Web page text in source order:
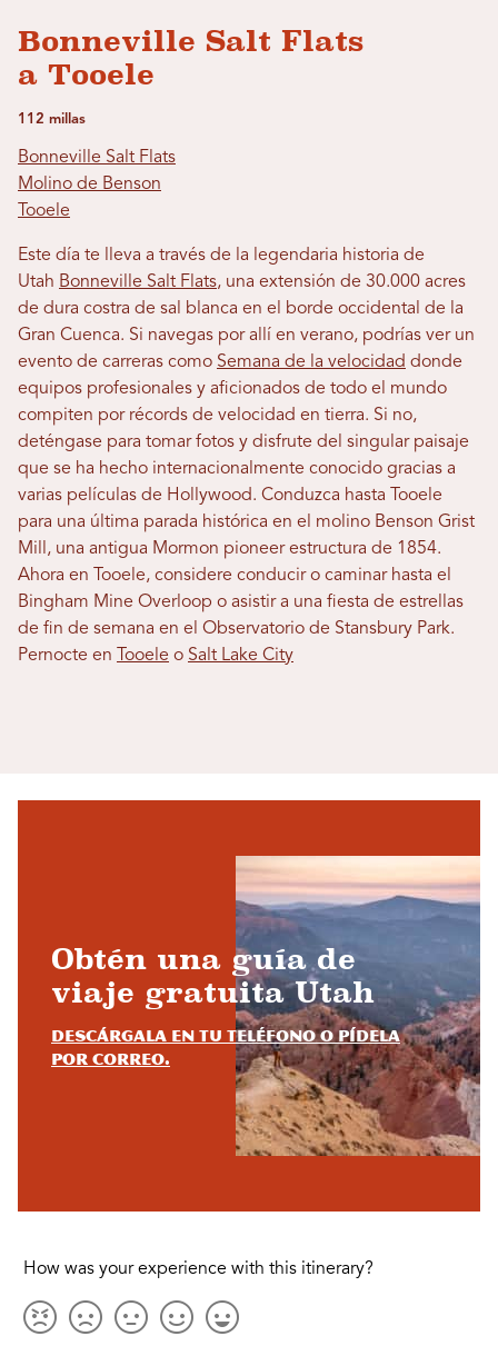
Bonneville Salt Flats
a Tooele
112 millas
Bonneville Salt Flats
Molino de Benson
Tooele
Este día te lleva a través de la legendaria historia de
Utah Bonneville Salt Flats, una extensión de 30.000 acres
de dura costra de sal blanca en el borde occidental de la
Gran Cuenca. Si navegas por allí en verano, podrías ver un
evento de carreras como Semana de la velocidad donde
equipos profesionales y aficionados de todo el mundo
compiten por récords de velocidad en tierra. Si no,
deténgase para tomar fotos y disfrute del singular paisaje
que se ha hecho internacionalmente conocido gracias a
varias películas de Hollywood. Conduzca hasta Tooele
para una última parada histórica en el molino Benson Grist
Mill, una antigua Mormon pioneer estructura de 1854.
Ahora en Tooele, considere conducir o caminar hasta el
Bingham Mine Overloop o asistir a una fiesta de estrellas
de fin de semana en el Observatorio de Stansbury Park.
Pernocte en
Tooele o Salt Lake City
Obtén una guía de
viaje gratuita Utah
Descárgala en tu teléfono o pídela
por correo.